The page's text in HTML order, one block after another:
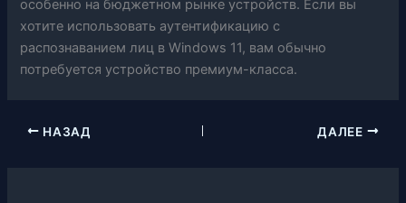
особенно на бюджетном рынке устройств. Если вы
хотите использовать аутентификацию с
распознаванием лиц в Windows 11, вам обычно
потребуется устройство премиум-класса.
НАЗАД ДАЛЕЕ